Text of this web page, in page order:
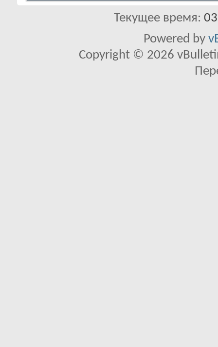
Текущее время:
Powered by
Copyright © 2026